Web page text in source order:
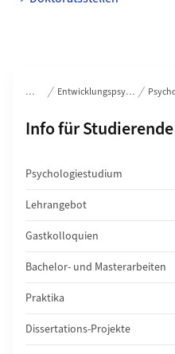
Entwicklungspsychologie
Unterseiten von
Info für Studierende
Psychologiestudium
Lehrangebot
Gastkolloquien
Bachelor- und Masterarbeiten
Praktika
Dissertations-Projekte